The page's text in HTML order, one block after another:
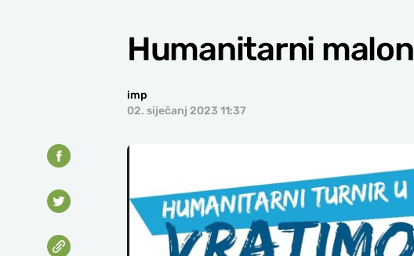
Humanitarni
imp
02. siječanj 2023 11:37